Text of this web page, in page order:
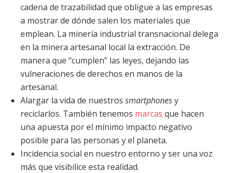
cadena de trazabilidad que obligue a las empresas
a mostrar de dónde salen los materiales que
emplean. La minería industrial transnacional delega
en la minera artesanal local la extracción. De
manera que “cumplen” las leyes, dejando las
vulneraciones de derechos en manos de la
artesanal.
Alargar la vida de nuestros smartphonesy
reciclarlos. También tenemos marcas que hacen
una apuesta por el mínimo impacto negativo
posible para las personas y el planeta.
Incidencia social en nuestro entorno y ser una voz
más que visibilice esta realidad.